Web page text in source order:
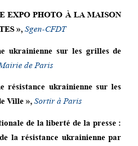
EXPO PHOTO À LA MAISON
», Sgen-CFDT
ukrainienne sur les grilles de
de Paris
résistance ukrainienne sur les
Ville », Sortir à Paris
de la liberté de la presse :
la résistance ukrainienne par